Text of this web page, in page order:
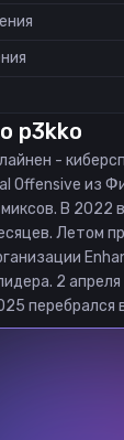
p3kko
-
Offensive из
В 2022
Летом
2
перебрался